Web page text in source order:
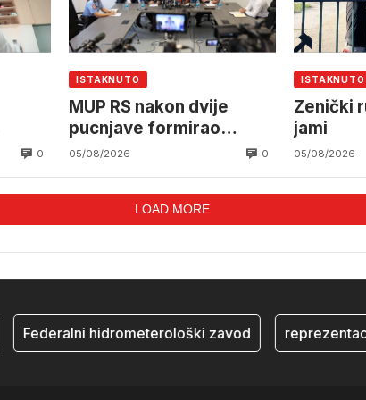
0
ISTAKNUTO
MUP RS nakon dvije
pucnjave formirao
poseban tim i pojačao
05/08/2026 0
ISTAKNUTO
Zenički
jami
05/08/2026
LOAD MORE
Federalni hidrometerološki zavod